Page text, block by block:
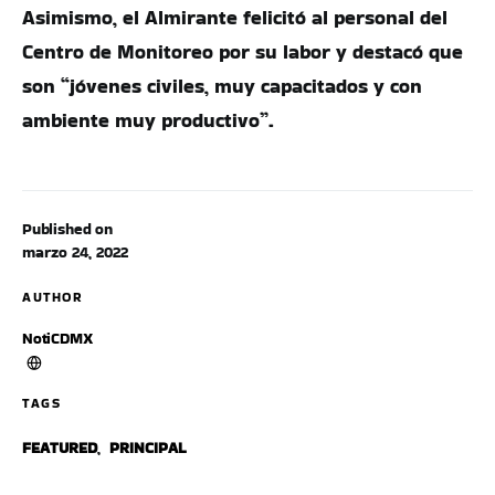
Published on
marzo 24, 2022
AUTHOR
NotiCDMX
TAGS
FEATURED, PRINCIPAL
Asimismo, el Almirante felicitó al personal del
Centro de Monitoreo por su labor y destacó que
son “jóvenes civiles, muy capacitados y con
ambiente muy productivo”.